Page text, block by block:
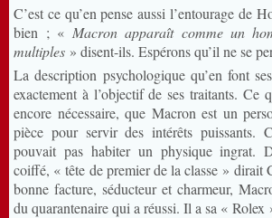
C’est ce qu’en pense aussi l’entourage de
bien ; « Macron apparaît comme un
multiples » disent-ils. Espérons qu’il ne se
La description psychologique qu’en font
exactement à l’objectif de ses traitants. Ce
encore nécessaire, que Macron est un
pièce pour servir des intérêts puissants.
pouvait pas habiter un physique ingrat.
coiffé, « tête de premier de la classe » dirait
bonne facture, séducteur et charmeur,
du quarantenaire qui a réussi. Il a sa « Rolex